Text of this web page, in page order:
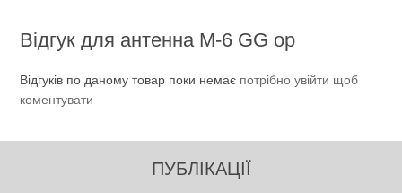
Відгук для антенна M-6 GG ор
Відгуків по даному товар поки немає потрібно увійти щоб
коментувати
ПУБЛІКАЦІЇ